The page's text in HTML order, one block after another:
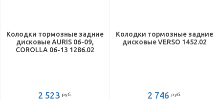
Колодки тормозные задние
дисковые AURIS 06-09,
COROLLA 06-13 1286.02
2 523 руб.
Колодки тормозные задние
дисковые VERSO 1452.02
2 746 руб.